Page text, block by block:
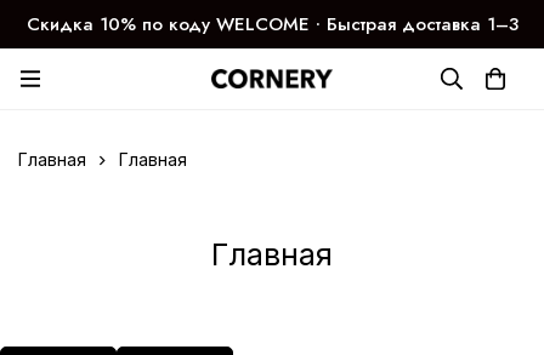
Скидка 10% по коду WELCOME ∙ Быстрая доставка 1–3
дня
Главная Главная
Главная